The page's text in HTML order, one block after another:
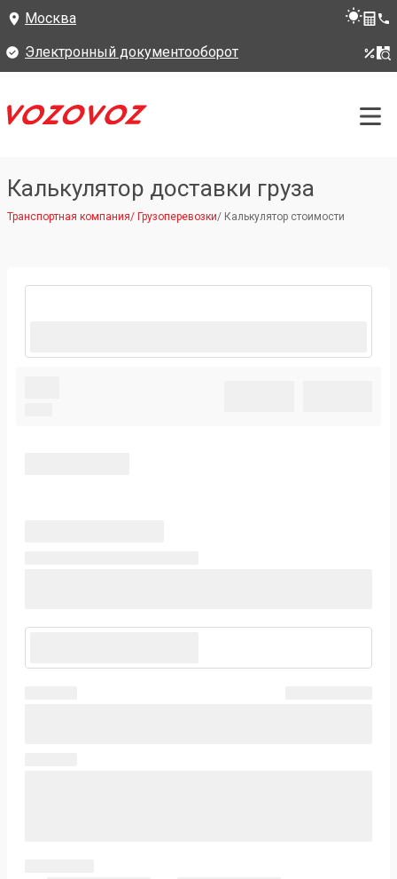
Москва
Электронный документооборот
Калькулятор доставки груза
Транспортная компания/ Грузоперевозки/ Калькулятор стоимости